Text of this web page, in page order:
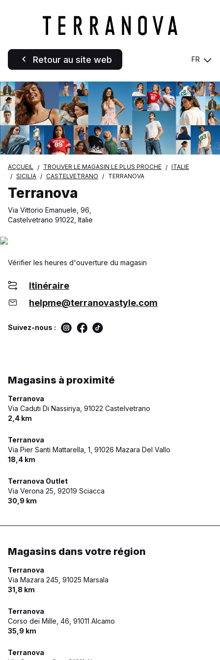
Retour au site web FR
ACCUEIL TROUVER LE MAGASIN LE PLUS PROCHE
ITALIE
SICILIA
CASTELVETRANO TERRANOVA
Terranova
Via Vittorio Emanuele, 96,
Castelvetrano 91022, Italie
Vérifier les heures d'ouverture du magasin
Itinéraire
helpme@terranovastyle.com
Suivez-nous :
Magasins à proximité
Terranova
Via Caduti Di Nassiriya, 91022 Castelvetrano
2,4 km
Terranova
Via Pier Santi Mattarella, 1, 91026 Mazara Del Vallo
18,4 km
Terranova Outlet
Via Verona 25, 92019 Sciacca
30,9 km
Magasins dans votre région
Terranova
Via Mazara 245, 91025 Marsala
31,8 km
Terranova
Corso dei Mille, 46, 91011 Alcamo
35,9 km
Terranova